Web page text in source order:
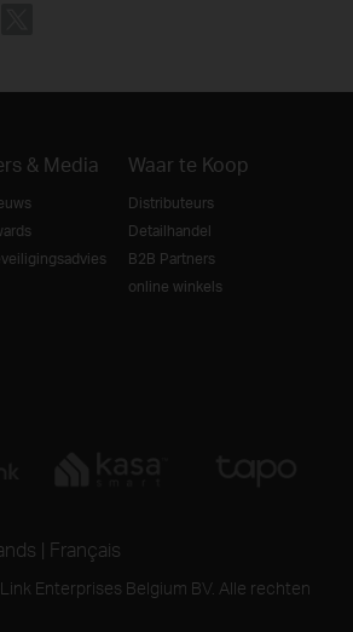
& Media Waar te Koop
Distributeurs
Detailhandel
B2B Partners
online winkels
Enterprises Belgium BV. Alle rechten
| Français